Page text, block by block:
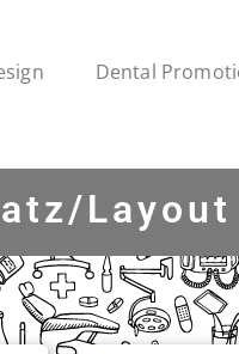
Dental
Layout